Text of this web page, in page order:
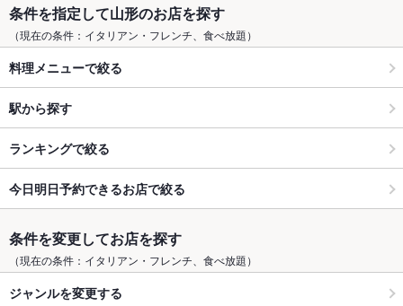
条件を指定して山形のお店を探す
（現在の条件：イタリアン・フレンチ、食べ放題）
料理メニューで絞る
駅から探す
ランキングで絞る
今日明日予約できるお店で絞る
条件を変更してお店を探す
（現在の条件：イタリアン・フレンチ、食べ放題）
ジャンルを変更する